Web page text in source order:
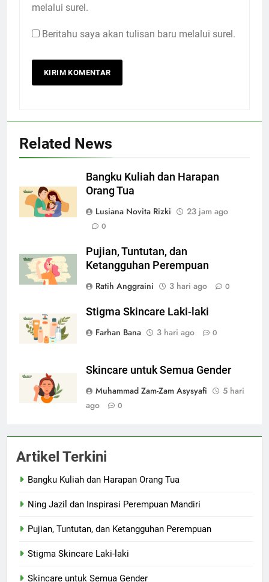
melalui surel.
Beritahu saya akan tulisan baru melalui surel.
Related News
Bangku Kuliah dan Harapan
Orang Tua
Lusiana Novita Rizki
23 jam ago
0
Pujian, Tuntutan, dan
Ketangguhan Perempuan
Ratih Anggraini
3 hari ago 0
Stigma Skincare Laki-laki
Farhan Bana
3 hari ago 0
Skincare untuk Semua Gender
Muhammad Zam-Zam Asysyafi
5 hari
ago
0
Artikel Terkini
Bangku Kuliah dan Harapan Orang Tua
Ning Jazil dan Inspirasi Perempuan Mandiri
Pujian, Tuntutan, dan Ketangguhan Perempuan
Stigma Skincare Laki-laki
Skincare untuk Semua Gender